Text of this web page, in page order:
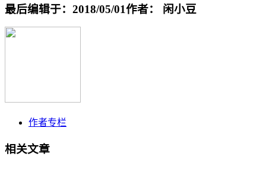
最后编辑于：2018/05/01作者： 闲小豆
作者专栏
相关文章